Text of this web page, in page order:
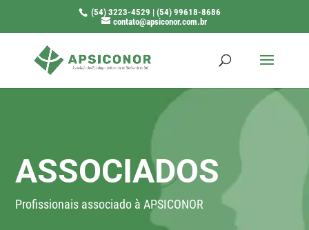
(54) 3223-4529 | (54) 99618-8686
contato@apsiconor.com.br
ASSOCIADOS
Profissionais associado à APSICONOR